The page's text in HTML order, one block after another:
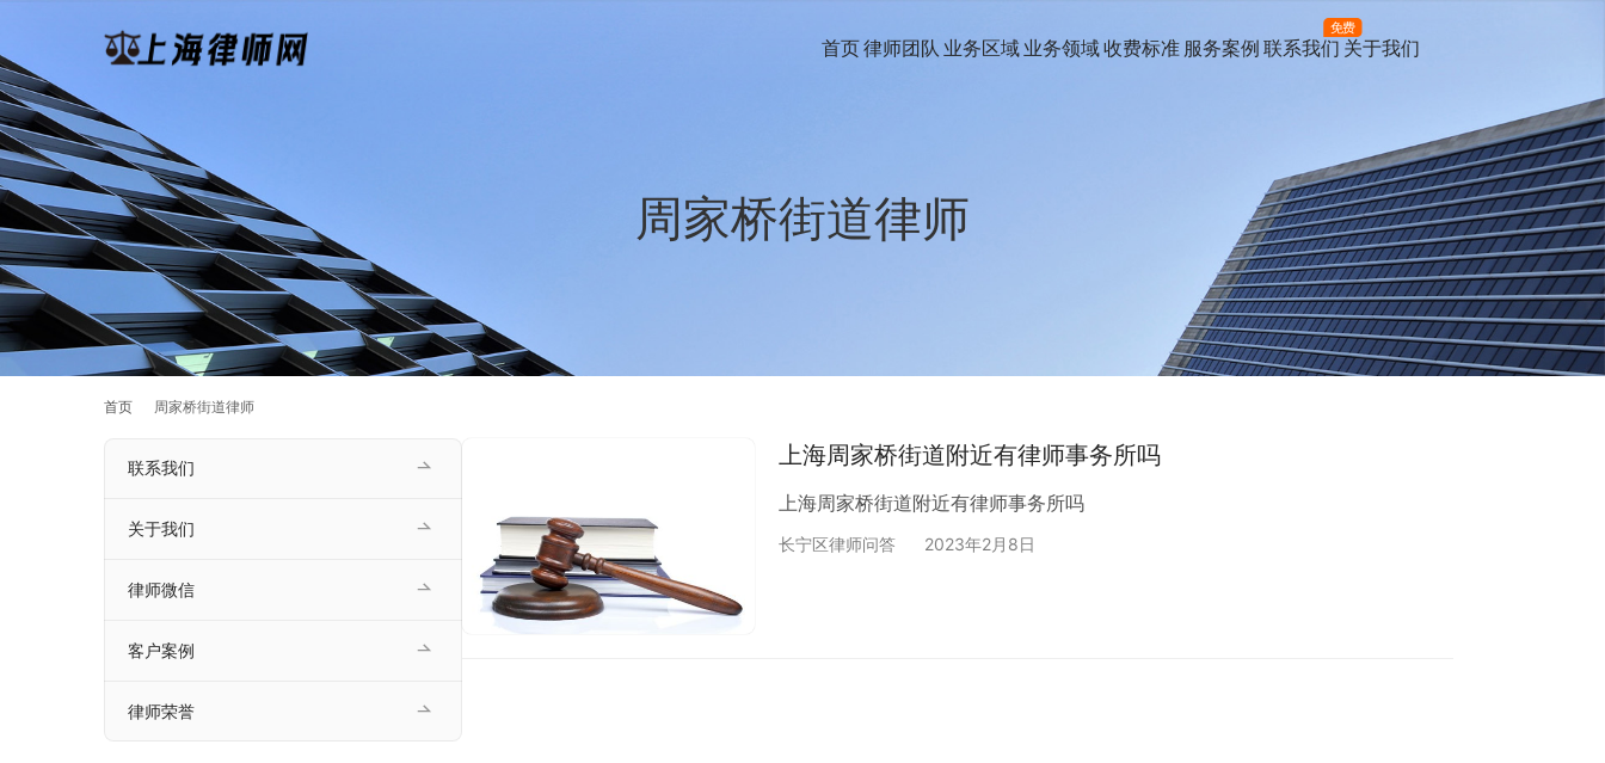
首页律师团队 业务区域 业务领域收费标准 服务案例 联系我们
免费
关于我们
周家桥街道律师
首页 周家桥街道律师
上海周家桥街道附近有律师事务所吗
上海周家桥街道附近有律师事务所吗
长宁区律师问答 2023年2月8日
联系我们
关于我们
律师微信
客户案例
律师荣誉